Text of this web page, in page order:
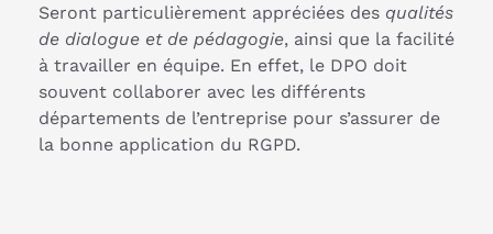
Seront particulièrement appréciées des qualités
de dialogue et de pédagogie, ainsi que la facilité
à travailler en équipe. En effet, le DPO doit
souvent collaborer avec les différents
départements de l’entreprise pour s’assurer de
la bonne application du RGPD.